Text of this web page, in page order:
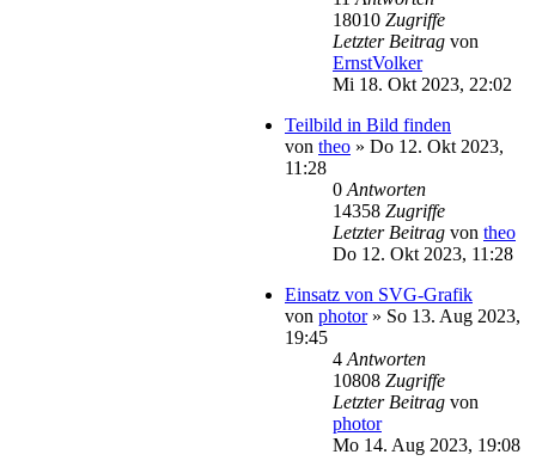
18010 Zugriffe
Letzter Beitrag von
ErnstVolker
Mi 18. Okt 2023, 22:02
Teilbild in Bild finden
von theo » Do 12. Okt 2023,
11:28
0 Antworten
14358 Zugriffe
Letzter Beitrag von theo
Do 12. Okt 2023, 11:28
Einsatz von SVG-Grafik
von photor» So 13. Aug 2023,
19:45
4 Antworten
10808 Zugriffe
Letzter Beitrag von
photor
Mo 14. Aug 2023, 19:08